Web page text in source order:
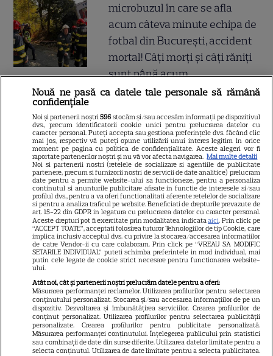
microbuzul în care se afla
acum câteva minute echipa de
fotbal din București, accident
mortal! Câți morți și câți răniți
sunt până acum
stat dacă-ți îngrijești părinții,
bunicii sau pe cineva vârstnic
din familie. Acum s-a decis!
Cum trebuie să procedezi
Jorge, revoltat după ce și-a
găsit apartamentul de la mare
devastat. Ce au lăsat în urmă
turiștii este strigător la Cer
Fiul Deei și al lui Dinu Maxer a
intrat la un liceu de renume
din București. Andreas, admis
Nouă ne pasă ca datele tale personale să rămână
confidențiale
Noi și partenerii noștri596 stocăm și/sau accesăm informații pe dispozitivul
dvs., precum identificatorii cookie unici pentru prelucrarea datelor cu
caracter personal. Puteți accepta sau gestiona preferințele dvs. făcând clic
mai jos, respectiv vă puteți opune utilizării unui interes legitim în orice
moment pe pagina cu politica de confidențialitate. Aceste alegeri vor fi
raportate partenerilor noștri și nu vă vor afecta navigarea. Mai multe detalii
Noi si partenerii nostri (retelele de socializare si agentiile de publicitate
partenere, precum si furnizorii nostri de servicii de date analitice) prelucram
date pentru a permite website-ului sa functioneze, pentru a personaliza
continutul si anunturile publicitare afisate in functie de interesele si/sau
profilul dvs., pentru a va oferi functionalitati aferente retelelor de socializare
si pentru a analiza traficul pe website. Beneficiati de drepturile prevazute de
art. 15-22 din GDPR in legatura cu prelucrarea datelor cu caracter personal.
Aceste drepturi pot fi exercitate prin modalitatea indicataaici. Prin click pe
“ACCEPT TOATE”, acceptati folosirea tuturor Tehnologiilor de tip Cookie, care
implica inclusiv acceptul dvs. cu privire la stocarea/accesarea informatiilor
de catre Vendor-ii cu care colaboram. Prin click pe “VREAU SA MODIFIC
SETARILE INDIVIDUAL” puteti schimba preferintele in mod individual, mai
putin cele legate de cookie strict necesare pentru functionarea website-
ului.
Atât noi, cât și partenerii noștri prelucrăm datele pentru a oferi:
Măsurarea performanței reclamelor. Utilizarea profilurilor pentru selectarea
conținutului personalizat. Stocarea și/sau accesarea informațiilor de pe un
dispozitiv. Dezvoltarea și îmbunătățirea serviciilor. Crearea profilurilor de
conținut personalizat. Utilizarea profilurilor pentru selectarea publicității
personalizate. Crearea profilurilor pentru publicitate personalizată.
Măsurarea performanței conținutului. Înțelegerea publicului prin statistici
sau combinații de date din surse diferite. Utilizarea datelor limitate pentru a
selecta conținutul. Utilizarea de date limitate pentru a selecta publicitatea.